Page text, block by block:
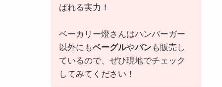
ばれる実力！
ベーカリー燈さんはハンバーガー
以外にもベーグルやパンも販売し
ているので、ぜひ現地でチェック
してみてください！